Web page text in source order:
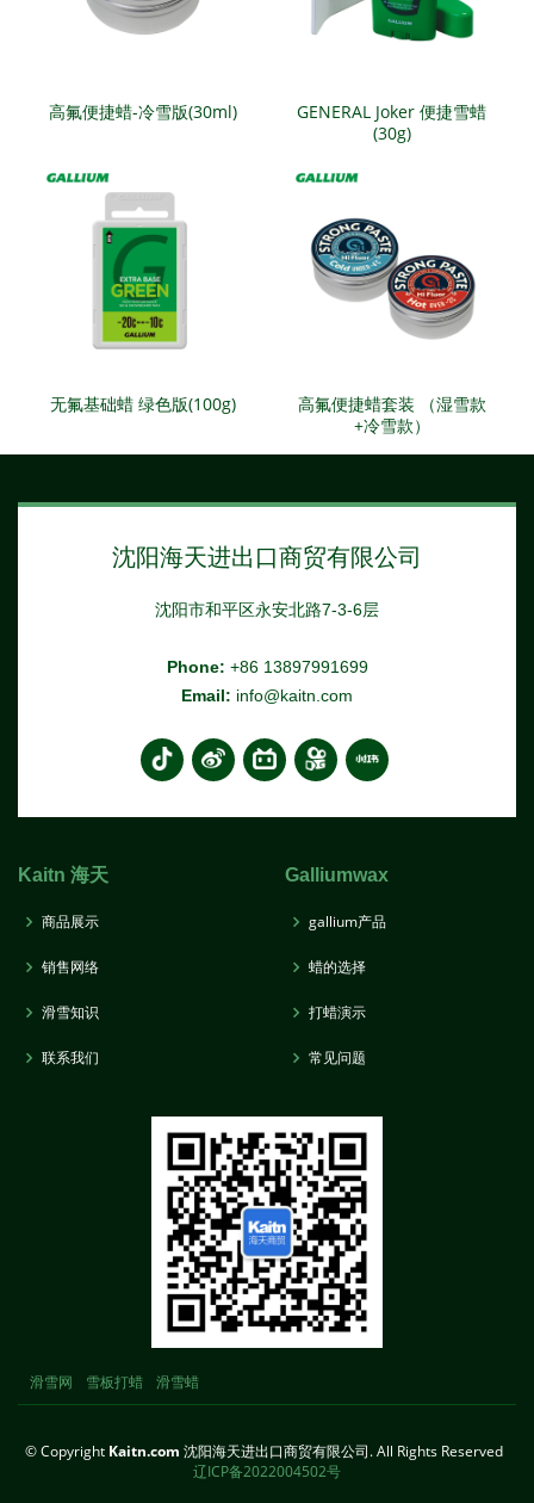
高氟便捷蜡-冷雪版(30ml)
GENERAL Joker 便捷雪蜡
(30g)
无氟基础蜡 绿色版(100g)
高氟便捷蜡套装 （湿雪款
+冷雪款）
沈阳海天进出口商贸有限公司
沈阳市和平区永安北路7-3-6层
Phone: +86 13897991699
Email: info@kaitn.com
Kaitn 海天
商品展示
销售网络
滑雪知识
联系我们
Galliumwax
gallium产品
蜡的选择
打蜡演示
常见问题
滑雪网 雪板打蜡 滑雪蜡
© Copyright Kaitn.com 沈阳海天进出口商贸有限公司. All Rights Reserved
辽ICP备2022004502号